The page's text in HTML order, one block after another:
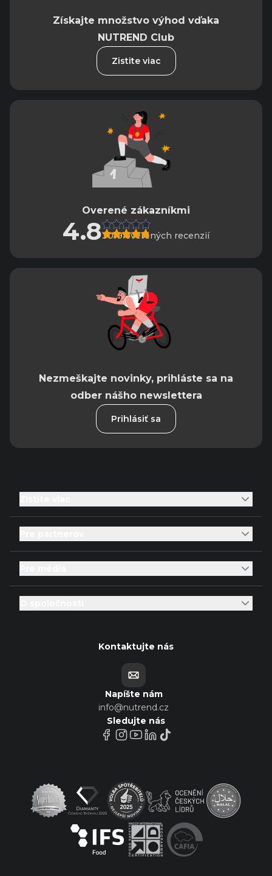
Získajte množstvo výhod vďaka
NUTREND Club
Zistite viac
Overené zákazníkmi
4.83019 overených recenzií
Nezmeškajte novinky, prihláste sa na
odber nášho newslettera
Prihlásiť sa
Kontaktujte nás
Napíšte nám
info@nutrend.cz
Sledujte nás